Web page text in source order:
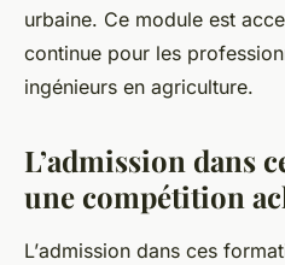
urbaine. Ce module est
continue pour les
ingénieurs en agriculture.
L’admission dans
une compétition
L’admission dans ces